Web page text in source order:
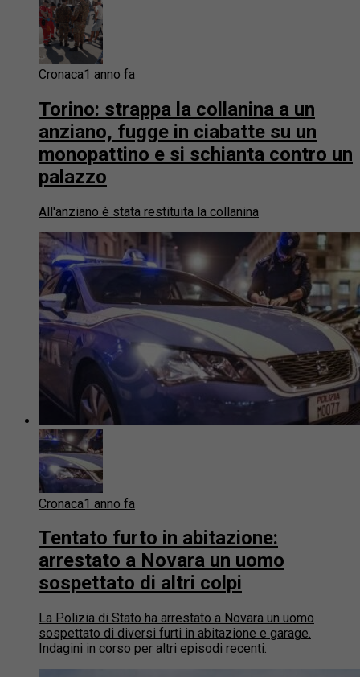
Cronaca1 anno fa
Torino: strappa la collanina a un
anziano, fugge in ciabatte su un
monopattino e si schianta contro un
palazzo
All'anziano è stata restituita la collanina
Cronaca1 anno fa
Tentato furto in abitazione:
arrestato a Novara un uomo
sospettato di altri colpi
La Polizia di Stato ha arrestato a Novara un uomo
sospettato di diversi furti in abitazione e garage.
Indagini in corso per altri episodi recenti.